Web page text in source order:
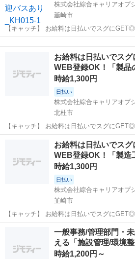
韮崎市
【キャッチ】 お給料は日払いでスグに
OK！「事務/データ入力」高時給1300円！竜
タッフが多数活躍中★ 【コメント】 弊社なら事前の職場見学が多数！
お仕事安心スタート...お給料は日払いでス
WEB登録OK！「製
時給1,300円
日払い
北杜市
【キャッチ】 お給料は日払いでスグに
OK！「製品のピッキング/運搬」高時給1300
20代～40代のスタッフが多数活躍中★ 【コメント】 製造のお仕事が
豊富★未経験で働いて...
一般事務
お給料は日払いでス
WEB登録OK！「製
時給1,300円
日払い
韮崎市
【キャッチ】 お給料は日払いでスグに
OK！「製造工場の庶務/伝票処理/出張旅費」
辺！20代～40代のスタッフが多数活躍中★ 【コメント】 製造のお仕
事をお探しにおススメ...
一般事務
一般事務/管理部門・
える「施設管理/環境
時給1,200円～